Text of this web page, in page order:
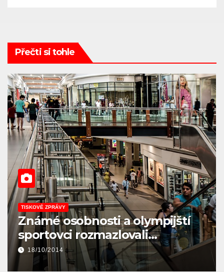
Přečti si tohle
EKONOMIKA KULTURA TISKOVÉ ZPRÁVY
Program Kreativní Evropa je
zpřístupněn žadatelům
28/01/2014